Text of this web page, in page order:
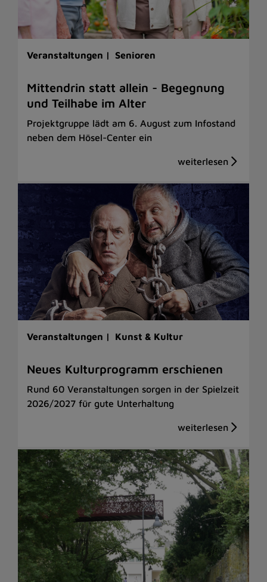
Veranstaltungen | Senioren
Mittendrin statt allein - Begegnung
und Teilhabe im Alter
Projektgruppe lädt am 6. August zum Infostand
neben dem Hösel-Center ein
Veranstaltungen | Kunst & Kultur
Neues Kulturprogramm erschienen
Rund 60 Veranstaltungen sorgen in der Spielzeit
2026/2027 für gute Unterhaltung